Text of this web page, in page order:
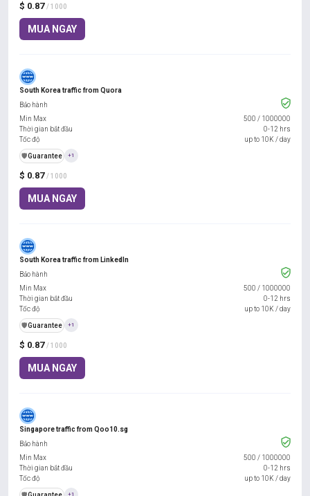
$ 0.87 / 1000
MUA NGAY
South Korea traffic from Quora
$ 0.87 / 1000
MUA NGAY
Bảo hành
Min Max
500 / 1000000
Thời gian bắt đầu
0-12 hrs
Tốc độ
up to 10K / day
️🛡️Guarantee +1
South Korea traffic from LinkedIn
$ 0.87 / 1000
MUA NGAY
Bảo hành
Min Max
500 / 1000000
Thời gian bắt đầu
0-12 hrs
Tốc độ
up to 10K / day
️🛡️Guarantee +1
Singapore traffic from Qoo10.sg
Bảo hành
Min Max
500 / 1000000
Thời gian bắt đầu
0-12 hrs
Tốc độ
up to 10K / day
+1